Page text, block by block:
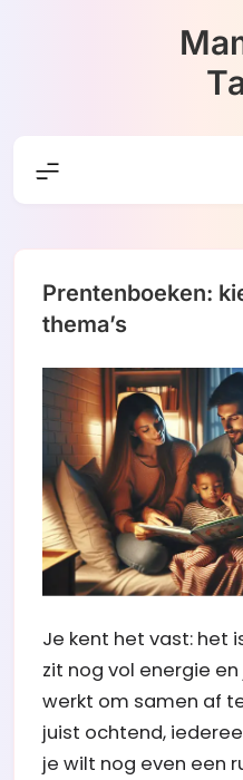
Prentenboeken:
thema’s
Je kent het vast: het
zit nog vol energie
werkt om samen af
juist ochtend,
je wilt nog even een